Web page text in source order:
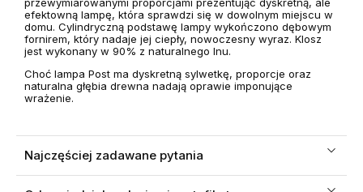
efektowną lampę, która sprawdzi się w dowolnym miejscu w
domu. Cylindryczną podstawę lampy wykończono dębowym
fornirem, który nadaje jej ciepły, nowoczesny wyraz. Klosz
jest wykonany w 90% z naturalnego lnu.
Choć lampa Post ma dyskretną sylwetkę, proporcje oraz
naturalna głębia drewna nadają oprawie imponujące
wrażenie.
Najczęściej zadawane pytania